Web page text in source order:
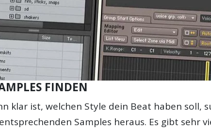
FINDEN
klar ist, welchen Style dein Beat haben soll,
Samples heraus. Es gibt sehr